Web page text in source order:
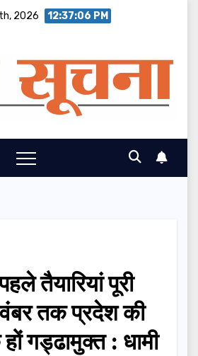
2026 12:37:07 PM
तैयारियां पूरी
तक प्रदेश की
गड्ढामुक्त : धामी